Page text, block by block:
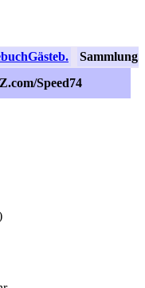
Gästeb. Sammlung
Speed74